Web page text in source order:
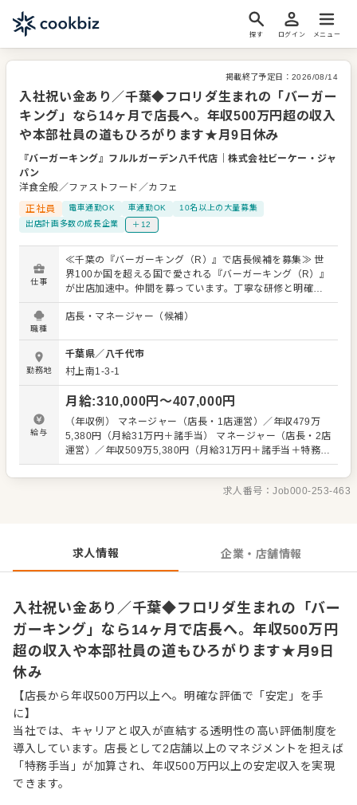
探す ログイン メニュー
掲載終了予定日： 2026/08/14
入社祝い金あり／千葉◆フロリダ生まれの「バーガー
キング」なら14ヶ月で店長へ。年収500万円超の収入
や本部社員の道もひろがります★月9日休み
『バーガーキング』フルルガーデン八千代店 ｜株式会社ビーケー・ジャ
パン
洋食全般／ファストフード／カフェ
正社員
電車通勤OK 車通勤OK
10名以上の大量募集
出店計画多数の成長企業
＋12
仕事
≪千葉の『バーガーキング（R）』で店長候補を募集≫ 世
界100か国を超える国で愛される『バーガーキング（R）』
が出店加速中。仲間を募っています。丁寧な研修と明確な
評価・昇進・昇格制度があり、 「マネジメントって自信が
ないな…」「経験なくて大丈夫かな」 という方も、研修後
ポートの中、業務を運営しています。 というのも当社では
マニュアルをきちんと整備。 「前の店長はこうしていた」
「SVのBさんはこう言っていた」 などがないよう、正しい
知識がスタッフ全員に等しく伝わるように努めています。
安心してキャリアアップをめざせる環境です。 またスタッ
フの前職も様々で、飲食業界はもちろん、元劇団員という
人も。 「色んな世代、前職の人がいて面白い」 「頑張った
分の評価が見えるのがいい」 「ガツガツ売り上げるという
らってこそ…というスタンスがいい」という声がありま
職種
店長・マネージャー（候補）
勤務地
千葉県／ 八千代市
村上南1-3-1
給与
月給:310,000円〜407,000円
（年収例） マネージャー（店長・1店運営）／年収479万
5,380円（月給31万円＋諸手当） マネージャー（店長・2店
運営）／年収509万5,380円（月給31万円＋諸手当＋特務手
当） シニアマネージャー（1店運営）／年収541万4,040円
（月給35万円＋諸手当） シニアマネージャー（2店運営）
／年収571万4,040円（月給35万円＋諸手当＋特務手当）
し） ※固定残業代30時間分（55,230円～）を含む。超過分
求人番号：Job000-253-463
求人情報 企業・店舗情報
入社祝い金あり／千葉◆フロリダ生まれの「バー
ガーキング」なら14ヶ月で店長へ。年収500万円
超の収入や本部社員の道もひろがります★月9日
休み
【店長から年収500万円以上へ。明確な評価で「安定」を手
に】
当社では、キャリアと収入が直結する透明性の高い評価制度を
導入しています。店長として2店舗以上のマネジメントを担えば
「特務手当」が加算され、年収500万円以上の安定収入を実現
できます。